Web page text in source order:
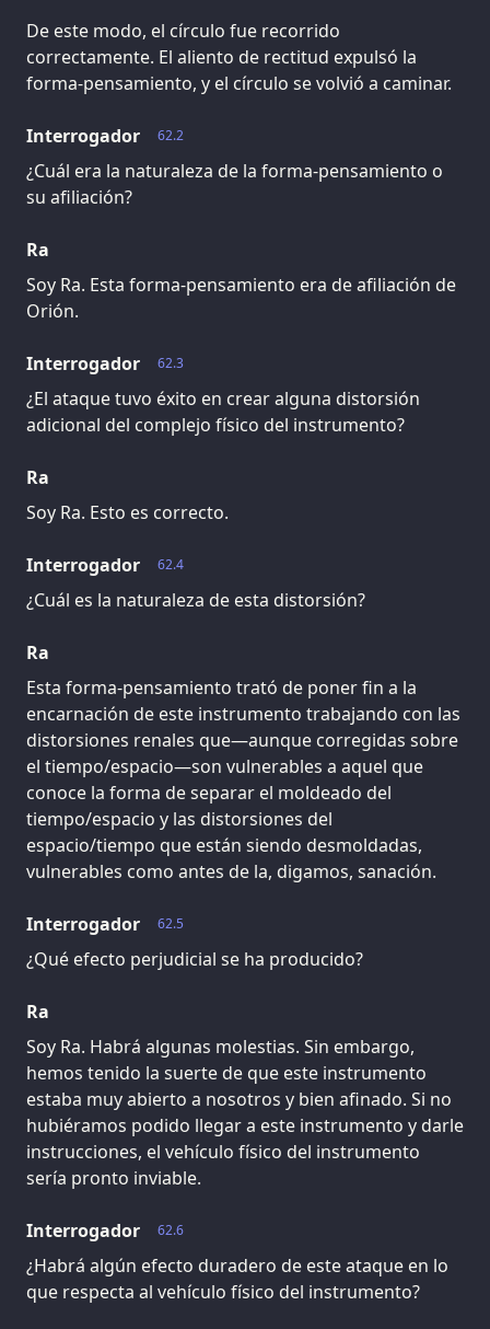
De este modo, el círculo fue recorrido
correctamente. El aliento de rectitud expulsó la
forma-pensamiento, y el círculo se volvió a caminar.
62.2
Interrogador
¿Cuál era la naturaleza de la forma-pensamiento o
su afiliación?
Ra
Soy Ra. Esta forma-pensamiento era de afiliación de
Orión.
62.3
Interrogador
¿El ataque tuvo éxito en crear alguna distorsión
adicional del complejo físico del instrumento?
Ra
Soy Ra. Esto es correcto.
62.4
Interrogador
¿Cuál es la naturaleza de esta distorsión?
Ra
Esta forma-pensamiento trató de poner fin a la
encarnación de este instrumento trabajando con las
distorsiones renales que—aunque corregidas sobre
el tiempo/espacio—son vulnerables a aquel que
conoce la forma de separar el moldeado del
tiempo/espacio y las distorsiones del
espacio/tiempo que están siendo desmoldadas,
vulnerables como antes de la, digamos, sanación.
62.5
Interrogador
¿Qué efecto perjudicial se ha producido?
Ra
Soy Ra. Habrá algunas molestias. Sin embargo,
hemos tenido la suerte de que este instrumento
estaba muy abierto a nosotros y bien afinado. Si no
hubiéramos podido llegar a este instrumento y darle
instrucciones, el vehículo físico del instrumento
sería pronto inviable.
62.6
Interrogador
¿Habrá algún efecto duradero de este ataque en lo
que respecta al vehículo físico del instrumento?